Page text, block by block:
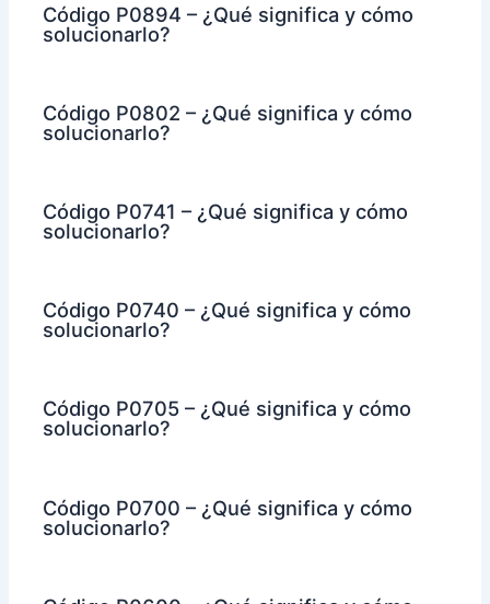
Código P0894 – ¿Qué significa y cómo
solucionarlo?
Código P0802 – ¿Qué significa y cómo
solucionarlo?
Código P0741 – ¿Qué significa y cómo
solucionarlo?
Código P0740 – ¿Qué significa y cómo
solucionarlo?
Código P0705 – ¿Qué significa y cómo
solucionarlo?
Código P0700 – ¿Qué significa y cómo
solucionarlo?